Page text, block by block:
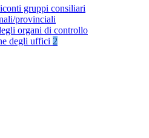
gruppi consiliari
provinciali
organi di controllo
degli uffici 2